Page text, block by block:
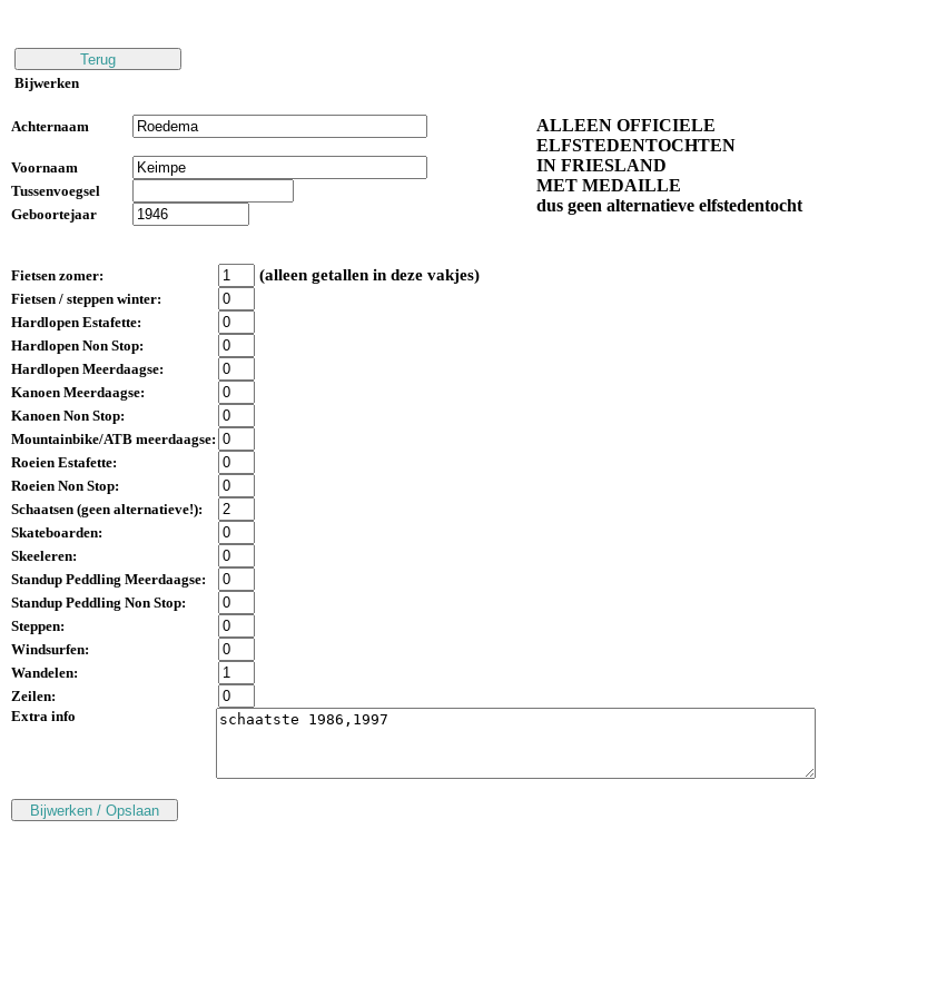
Bijwerken
Achternaam
ALLEEN OFFICIELE
ELFSTEDENTOCHTEN
IN FRIESLAND
MET MEDAILLE
dus geen alternatieve elfstedentocht
Voornaam
Tussenvoegsel
Geboortejaar
Fietsen zomer: (alleen getallen in deze vakjes)
Fietsen / steppen winter:
Hardlopen Estafette:
Hardlopen Non Stop:
Hardlopen Meerdaagse:
Kanoen Meerdaagse:
Kanoen Non Stop:
Mountainbike/ATB meerdaagse:
Roeien Estafette:
Roeien Non Stop:
Schaatsen (geen alternatieve!):
Skateboarden:
Skeeleren:
Standup Peddling Meerdaagse:
Standup Peddling Non Stop:
Steppen:
Windsurfen:
Wandelen:
Zeilen:
Extra info